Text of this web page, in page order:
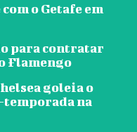
o Getafe em
para contratar
Flamengo
goleia o
na